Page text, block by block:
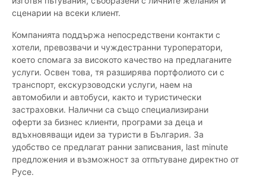
сценарии на всеки клиент.
Компанията поддържа непосредствени контакти с
хотели, превозвачи и чуждестранни туроператори,
което спомага за високото качество на предлаганите
услуги. Освен това, тя разширява портфолиото си с
транспорт, екскурзоводски услуги, наем на
автомобили и автобуси, както и туристически
застраховки. Налични са също специализирани
оферти за бизнес клиенти, програми за деца и
вдъхновяващи идеи за туристи в България. За
удобство се предлагат ранни записвания, last minute
предложения и възможност за отпътуване директно от
Русе.